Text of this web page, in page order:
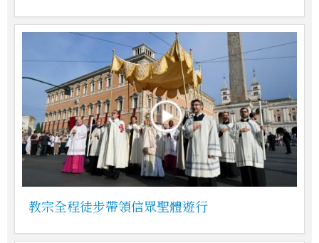
教宗全程徒步帶領信眾聖體遊行